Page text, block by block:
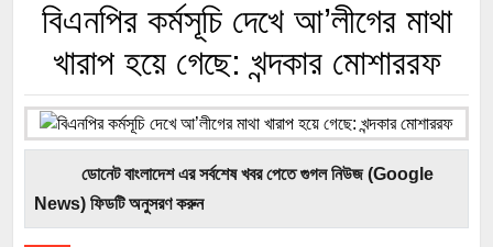
বিএনপির কর্মসূচি দেখে আ’লীগের মাথা
খারাপ হয়ে গেছে: খন্দকার মোশাররফ
ডোনেট বাংলাদেশ এর সর্বশেষ খবর পেতে গুগল নিউজ (Google
News) ফিডটি অনুসরণ করুন